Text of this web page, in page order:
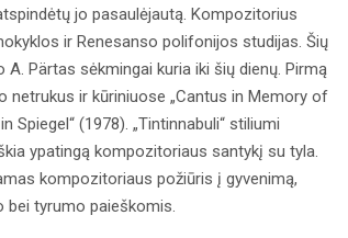
jo pasaulėjautą. Kompozitorius
ir Renesanso polifonijos studijas. Šių
Pärtas sėkmingai kuria iki šių dienų. Pirmą
netrukus ir kūriniuose „Cantus in Memory of
Spiegel“ (1978). „Tintinnabuli“ stiliumi
ypatingą kompozitoriaus santykį su tyla.
kompozitoriaus požiūris į gyvenimą,
bei tyrumo paieškomis.